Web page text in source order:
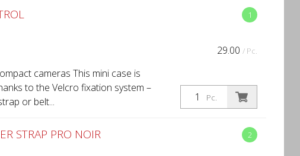
1
29.00 / Pc.
Pc.
cameras This mini case is
to the Velcro fixation system –
or belt...
2
STRAP PRO NOIR